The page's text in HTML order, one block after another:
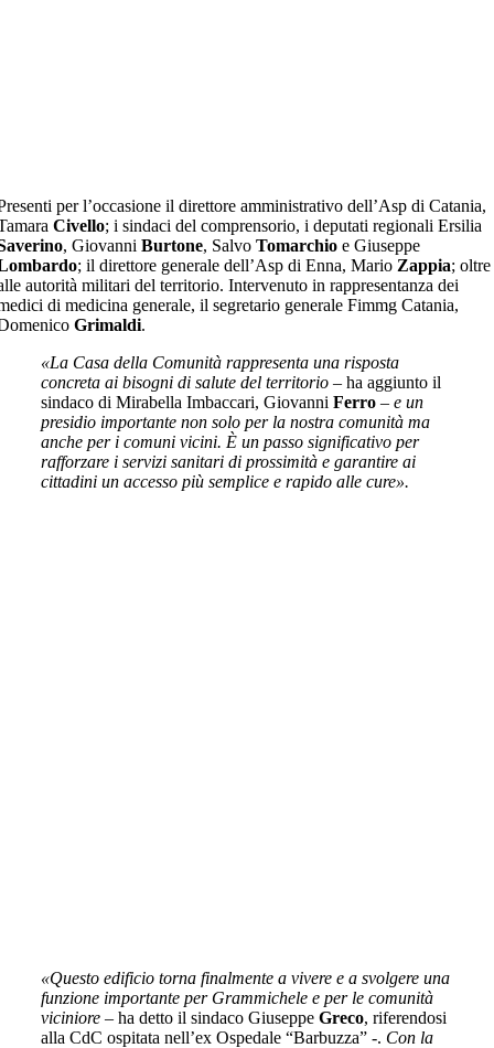
per l’occasione il direttore amministrativo dell’Asp di Catania,
Civello; i sindaci del comprensorio, i deputati regionali Ersilia
, GiovanniBurtone, SalvoTomarchio e Giuseppe
; il direttore generale dell’Asp di Enna, Mario Zappia; oltre
autorità militari del territorio. Intervenuto in rappresentanza dei
di medicina generale, il segretario generale Fimmg Catania,
Grimaldi.
«La Casa della Comunità rappresenta una risposta
concreta ai bisogni di salute del territorio– ha aggiunto il
sindaco di Mirabella Imbaccari, GiovanniFerro –e un
presidio importante non solo per la nostra comunità ma
anche per i comuni vicini. È un passo significativo per
rafforzare i servizi sanitari di prossimità e garantire ai
cittadini un accesso più semplice e rapido alle cure».
«Questo edificio torna finalmente a vivere e a svolgere una
funzione importante per Grammichele e per le comunità
viciniore– ha detto il sindaco GiuseppeGreco, riferendosi
alla CdC ospitata nell’ex Ospedale “Barbuzza” -. Con la